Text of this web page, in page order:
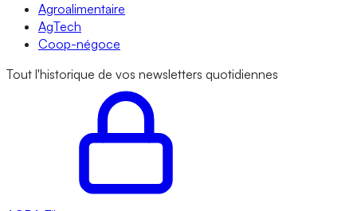
Agroalimentaire
AgTech
Coop-négoce
Tout l'historique de vos newsletters quotidiennes